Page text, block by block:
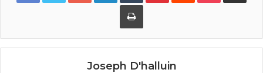
Imprimer
Joseph D'halluin